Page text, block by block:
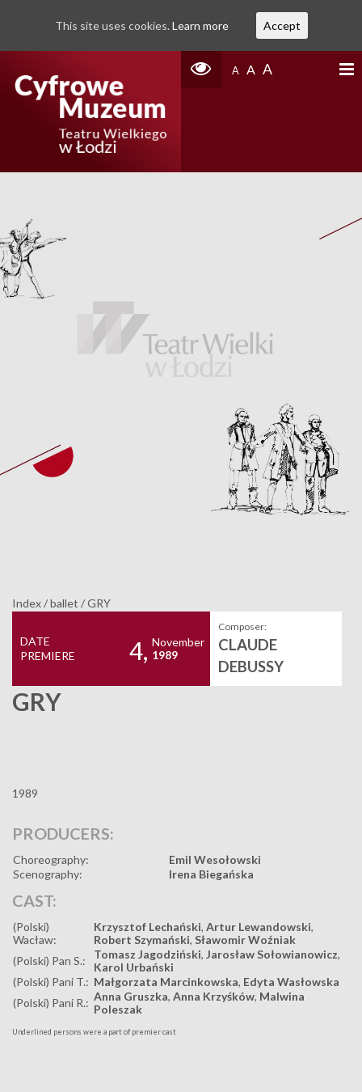
A A A
Index/ballet /GRY
DATE
PREMIERE
4, November
1989
Composer:
CLAUDE
DEBUSSY
GRY
1989
PRODUCERS:
Choreography:
Emil Wesołowski
Scenography:
Irena Biegańska
CAST:
(Polski)
Wacław:
Krzysztof Lechański, Artur Lewandowski,
Robert Szymański, Sławomir Woźniak
(Polski) Pan S.:
Tomasz Jagodziński, Jarosław Sołowianowicz,
Karol Urbański
(Polski) Pani T.: Małgorzata Marcinkowska, Edyta Wasłowska
(Polski) Pani R.: Anna Gruszka, Anna Krzyśków, Malwina
Poleszak
Underlined persons were a part of premier cast
This site uses cookies. Learn more Accept